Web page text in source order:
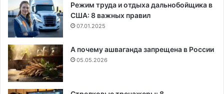
Режим труда и отдыха дальнобойщика в
США: 8 важных правил
07.01.2025
А почему ашваганда запрещена в России
05.05.2026